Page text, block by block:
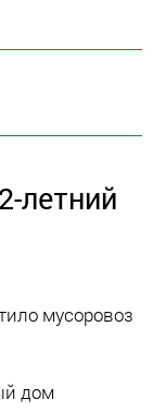
летний
мусоровоз
дом